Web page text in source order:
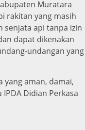
Muratara
rakitan yang masih
senjata api tanpa izin
dapat dikenakan
undangan yang
yang aman, damai,
Didian Perkasa